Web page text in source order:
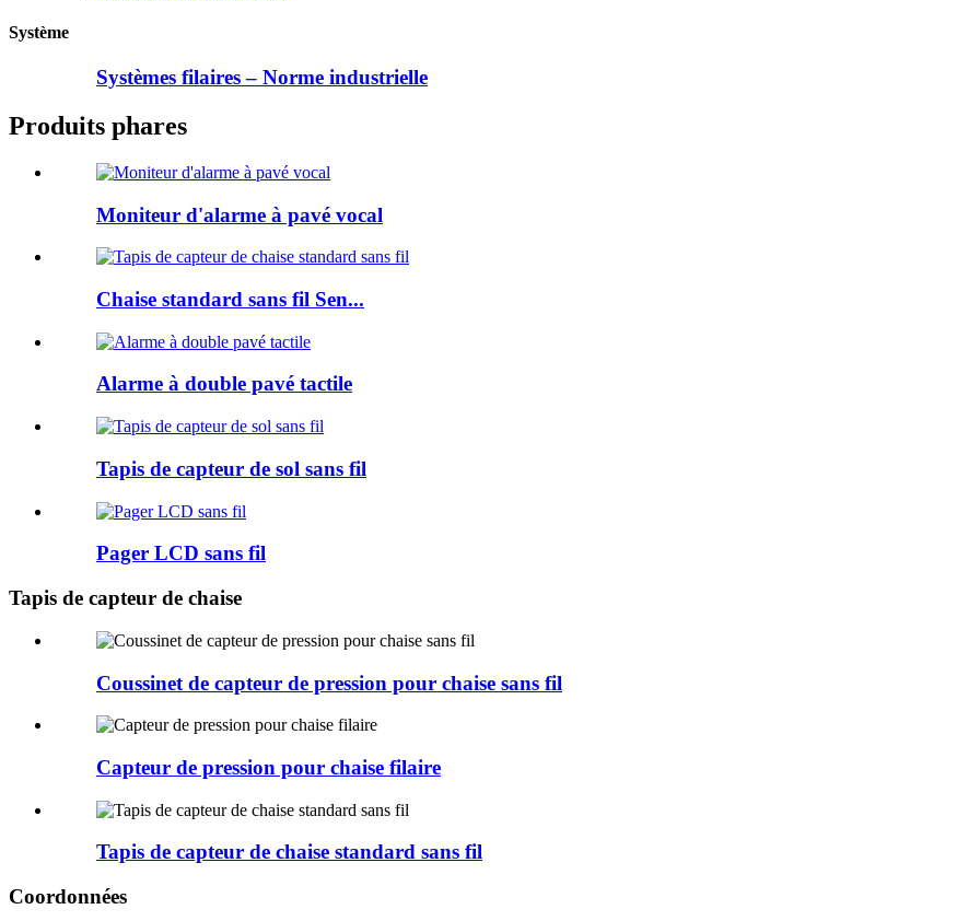
Système
Systèmes filaires – Norme industrielle
Produits phares
Moniteur d'alarme à pavé vocal
Chaise standard sans fil Sen...
Alarme à double pavé tactile
Tapis de capteur de sol sans fil
Pager LCD sans fil
Tapis de capteur de chaise
Coussinet de capteur de pression pour chaise sans fil
Capteur de pression pour chaise filaire
Tapis de capteur de chaise standard sans fil
Coordonnées